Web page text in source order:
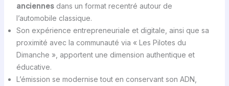
anciennesdans un format recentré autour de
l’automobile classique.
Son expérience entrepreneuriale et digitale, ainsi que sa
proximité avec la communauté via « Les Pilotes du
Dimanche », apportent une dimension authentique et
éducative.
L’émission se modernise tout en conservant son ADN,